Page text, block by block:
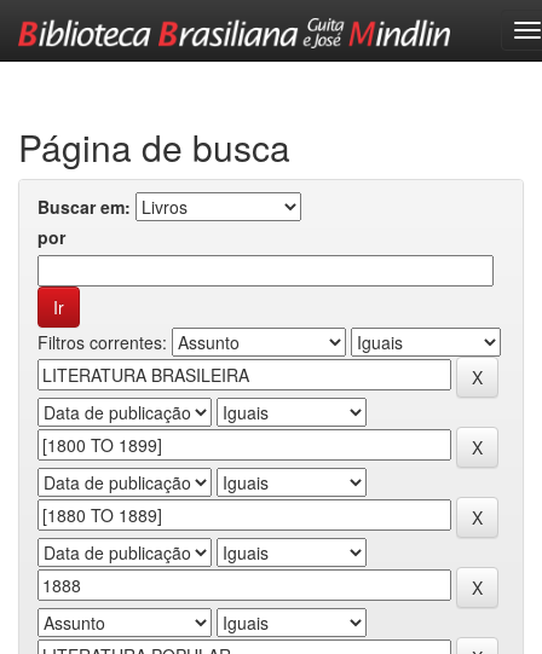
Página de busca
Buscar em:
por
Filtros correntes: